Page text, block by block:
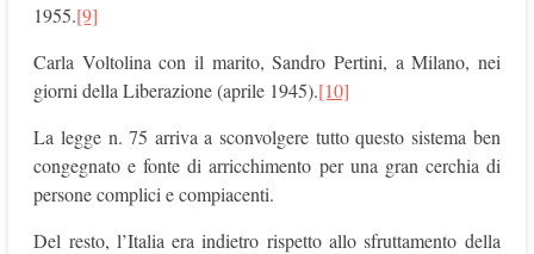
1955.[9]
Carla Voltolina con il marito, Sandro Pertini, a Milano, nei
giorni della Liberazione (aprile 1945).[10]
La legge n. 75 arriva a sconvolgere tutto questo sistema ben
congegnato e fonte di arricchimento per una gran cerchia di
persone complici e compiacenti.
Del resto, l’Italia era indietro rispetto allo sfruttamento della